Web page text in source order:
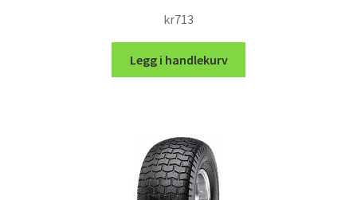
kr713
Legg i handlekurv